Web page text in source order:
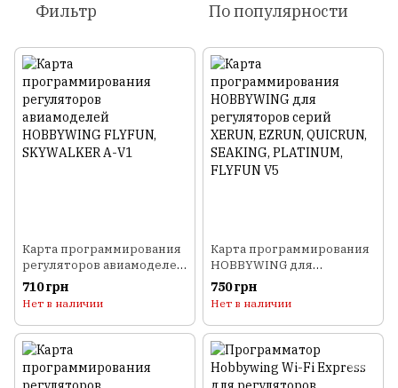
Фильтр По популярности
Карта программирования
регуляторов авиамоделей
HOBBYWING FLYFUN,
SKYWALKER A-V1
710 грн
Нет в наличии
Карта программирования
HOBBYWING для
регуляторов серий XERUN,
EZRUN, QUICRUN, SEAKING,
750 грн
Нет в наличии